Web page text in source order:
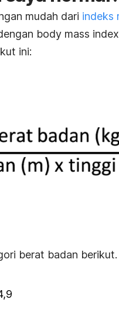
mudah dari indeks
body mass index
ini:
berat badan berikut.